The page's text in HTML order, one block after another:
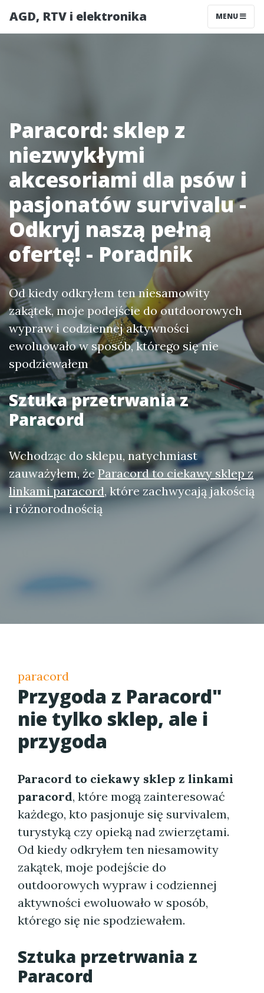
AGD, RTV i elektronika MENU
Paracord: sklep z
niezwykłymi
akcesoriami dla psów i
pasjonatów survivalu -
Odkryj naszą pełną
ofertę! - Poradnik
Od kiedy odkryłem ten niesamowity
zakątek, moje podejście do outdoorowych
wypraw i codziennej aktywności
ewoluowało w sposób, którego się nie
spodziewałem
Sztuka przetrwania z
Paracord
Wchodząc do sklepu, natychmiast
zauważyłem, że Paracord to ciekawy sklep z
linkami paracord, które zachwycają jakością
i różnorodnością
paracord
Przygoda z Paracord"
nie tylko sklep, ale i
przygoda
Paracord to ciekawy sklep z linkami
paracord, które mogą zainteresować
każdego, kto pasjonuje się survivalem,
turystyką czy opieką nad zwierzętami.
Od kiedy odkryłem ten niesamowity
zakątek, moje podejście do
outdoorowych wypraw i codziennej
aktywności ewoluowało w sposób,
którego się nie spodziewałem.
Sztuka przetrwania z
Paracord